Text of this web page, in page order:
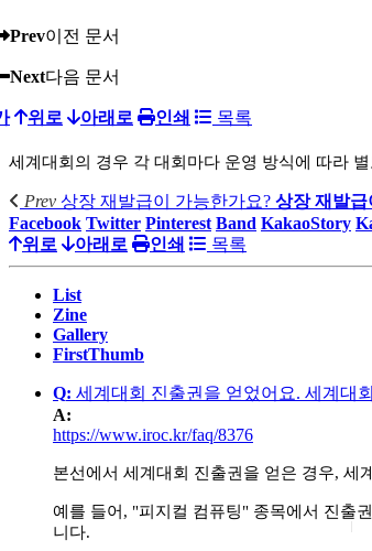
Prev이전 문서
Next다음 문서
위로 아래로 인쇄 목록
세계대회의 경우 각 대회마다 운영 방식에 따라
Prev 상장 재발급이 가능한가요? 상장 재발급
Facebook Twitter Pinterest Band KakaoStory
위로
아래로 인쇄 목록
List
Zine
Gallery
FirstThumb
Q: 세계대회 진출권을 얻었어요. 세계대
A:
https://www.iroc.kr/faq/8376
본선에서 세계대회 진출권을 얻은 경우, 세
예를 들어, "피지컬 컴퓨팅" 종목에서 진출
니다.